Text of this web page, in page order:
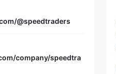
@speedtraders
company/speedtra